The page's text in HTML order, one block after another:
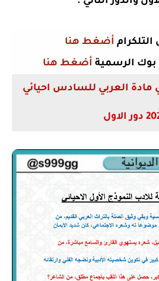
التلكرام أضغط هنا
الرسمية أضغط هنا
مادة العربي للسادس احيائي
الاول